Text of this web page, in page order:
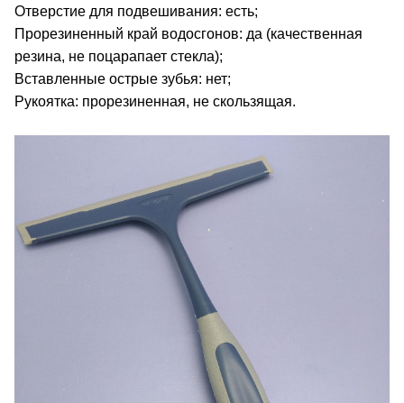
Отверстие для подвешивания: есть;
Прорезиненный край водосгонов: да (качественная
резина, не поцарапает стекла);
Вставленные острые зубья: нет;
Рукоятка: прорезиненная, не скользящая.